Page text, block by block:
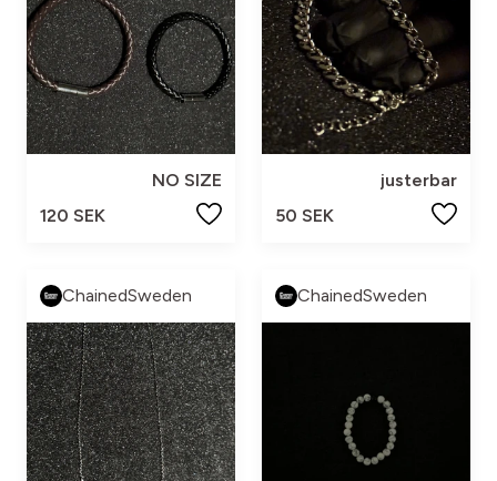
NO SIZE
120 SEK
justerbar
50 SEK
ChainedSweden ChainedSweden